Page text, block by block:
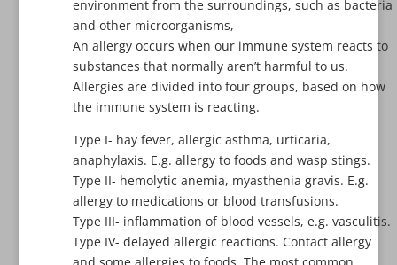
environment from the surroundings, such as bacteria
and other microorganisms,
An allergy occurs when our immune system reacts to
substances that normally aren’t harmful to us.
Allergies are divided into four groups, based on how
the immune system is reacting.
Type I- hay fever, allergic asthma, urticaria,
anaphylaxis. E.g. allergy to foods and wasp stings.
Type II- hemolytic anemia, myasthenia gravis. E.g.
allergy to medications or blood transfusions.
Type III- inflammation of blood vessels, e.g. vasculitis.
Type IV- delayed allergic reactions. Contact allergy